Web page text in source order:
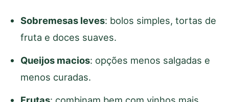
Sobremesas leves: bolos simples, tortas de
fruta e doces suaves.
Queijos macios: opções menos salgadas e
menos curadas.